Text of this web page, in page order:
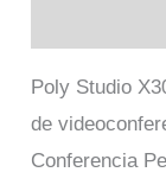
Poly Studio
de
Conferencia